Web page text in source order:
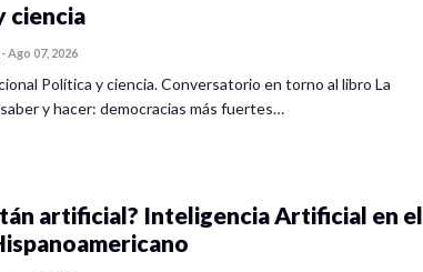
ciencia
-Ago 07, 2026
Política y ciencia. Conversatorio en torno al libro La
y hacer: democracias más fuertes…
artificial? Inteligencia Artificial en el